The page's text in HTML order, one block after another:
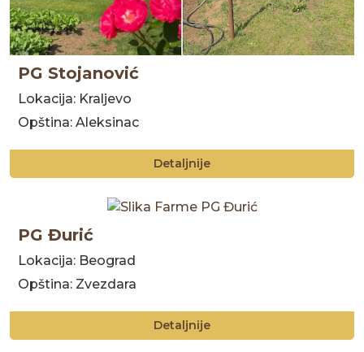
PG Stojanović
Lokacija: Kraljevo
Opština: Aleksinac
Detaljnije
PG Đurić
Lokacija: Beograd
Opština: Zvezdara
Detaljnije